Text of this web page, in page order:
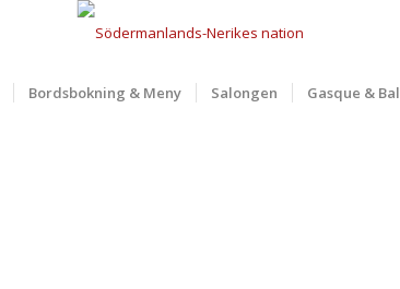
Bordsbokning & Meny Salongen Gasque & Bal